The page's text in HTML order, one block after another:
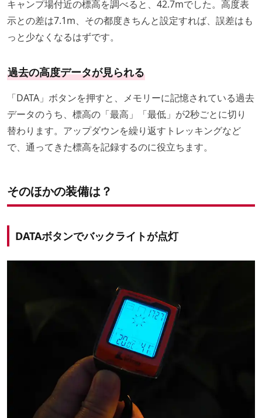
キャンプ場付近の標高を調べると、42.7mでした。高度表
示との差は7.1m、その都度きちんと設定すれば、誤差はも
っと少なくなるはずです。
過去の高度データが見られる
「DATA」ボタンを押すと、メモリーに記憶されている過去
データのうち、標高の「最高」「最低」が2秒ごとに切り
替わります。アップダウンを繰り返すトレッキングなど
で、通ってきた標高を記録するのに役立ちます。
そのほかの装備は？
DATAボタンでバックライトが点灯